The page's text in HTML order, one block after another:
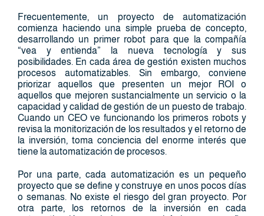
Frecuentemente, un proyecto de automatización
comienza haciendo una simple prueba de concepto,
desarrollando un primer robot para que la compañía
“vea y entienda” la nueva tecnología y sus
posibilidades. En cada área de gestión existen muchos
procesos automatizables. Sin embargo, conviene
priorizar aquellos que presenten un mejor ROI o
aquellos que mejoren sustancialmente un servicio o la
capacidad y calidad de gestión de un puesto de trabajo.
Cuando un CEO ve funcionando los primeros robots y
revisa la monitorización de los resultados y el retorno de
la inversión, toma conciencia del enorme interés que
tiene la automatización de procesos.
Por una parte, cada automatización es un pequeño
proyecto que se define y construye en unos pocos días
o semanas. No existe el riesgo del gran proyecto. Por
otra parte, los retornos de la inversión en cada